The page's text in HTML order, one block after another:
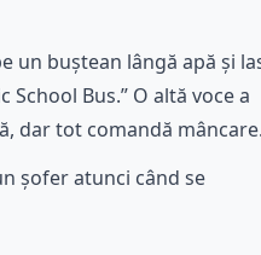
un buștean lângă apă și
Bus.” O altă voce a
dar tot comandă
șofer atunci când se